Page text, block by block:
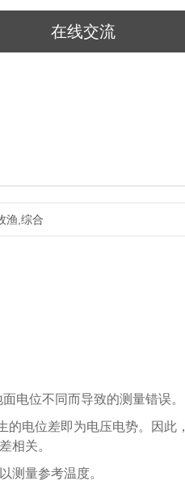
在线交流
渔,综合
电位不同而导致的测量错误。
电位差即为电压电势。因此，
相关。
测量参考温度。